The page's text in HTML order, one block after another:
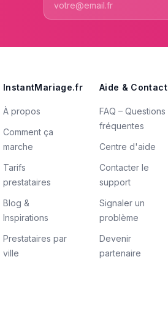
InstantMariage.fr
À propos
Comment ça
marche
Tarifs
prestataires
Blog &
Inspirations
Prestataires par
ville
Aide & Contact
FAQ – Questions
fréquentes
Centre d'aide
Contacter le
support
Signaler un
problème
Devenir
partenaire